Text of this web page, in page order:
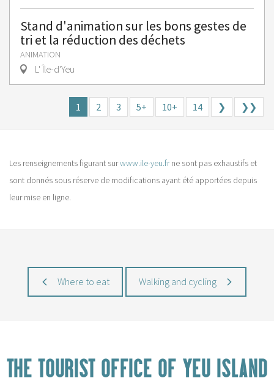
Stand d'animation sur les bons gestes de
tri et la réduction des déchets
ANIMATION
L' Île-d'Yeu
1 2 3 5+ 10+ 14 ❯ ❯❯
Les renseignements figurant surwww.ile-yeu.frne sont pas exhaustifs et
sont donnés sous réserve de modifications ayant été apportées depuis
leur mise en ligne.
Where to eat Walking and cycling
THE TOURIST OFFICE OF YEU ISLAND